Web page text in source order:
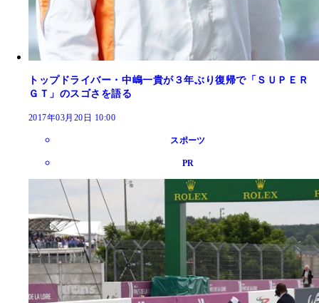
トップドライバー・中嶋一貴が３年ぶり復帰で「ＳＵＰＥＲ
ＧＴ」のスゴさを語る
2017年03月20日 10:00
スポーツ
PR